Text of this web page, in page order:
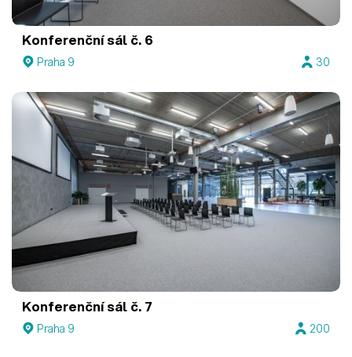
Konferenční sál č. 6
Praha 9 30
Konferenční sál č. 7
Praha 9 200